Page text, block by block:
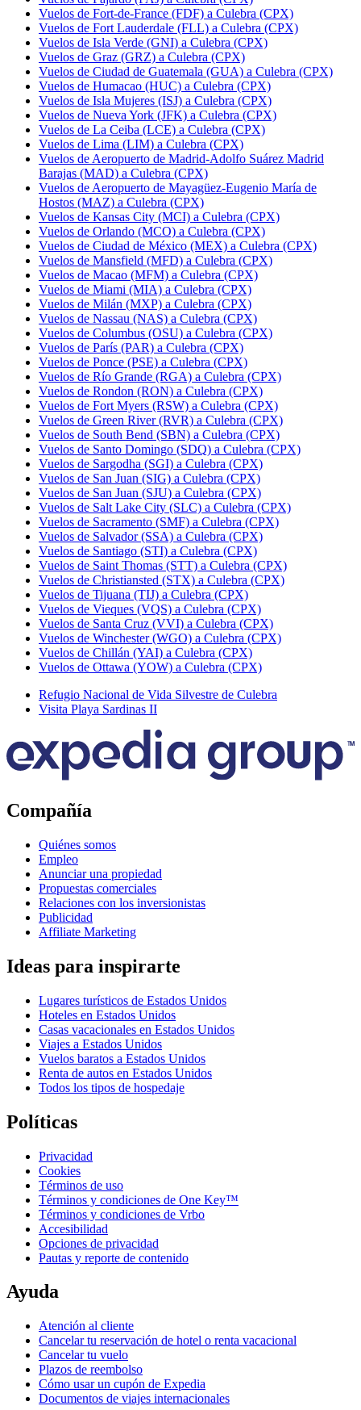
Vuelos de Fort-de-France (FDF) a Culebra (CPX)
Vuelos de Fort Lauderdale (FLL) a Culebra (CPX)
Vuelos de Isla Verde (GNI) a Culebra (CPX)
Vuelos de Graz (GRZ) a Culebra (CPX)
Vuelos de Ciudad de Guatemala (GUA) a Culebra (CPX)
Vuelos de Humacao (HUC) a Culebra (CPX)
Vuelos de Isla Mujeres (ISJ) a Culebra (CPX)
Vuelos de Nueva York (JFK) a Culebra (CPX)
Vuelos de La Ceiba (LCE) a Culebra (CPX)
Vuelos de Lima (LIM) a Culebra (CPX)
Vuelos de Aeropuerto de Madrid-Adolfo Suárez Madrid
Barajas (MAD) a Culebra (CPX)
Vuelos de Aeropuerto de Mayagüez-Eugenio María de
Hostos (MAZ) a Culebra (CPX)
Vuelos de Kansas City (MCI) a Culebra (CPX)
Vuelos de Orlando (MCO) a Culebra (CPX)
Vuelos de Ciudad de México (MEX) a Culebra (CPX)
Vuelos de Mansfield (MFD) a Culebra (CPX)
Vuelos de Macao (MFM) a Culebra (CPX)
Vuelos de Miami (MIA) a Culebra (CPX)
Vuelos de Milán (MXP) a Culebra (CPX)
Vuelos de Nassau (NAS) a Culebra (CPX)
Vuelos de Columbus (OSU) a Culebra (CPX)
Vuelos de París (PAR) a Culebra (CPX)
Vuelos de Ponce (PSE) a Culebra (CPX)
Vuelos de Río Grande (RGA) a Culebra (CPX)
Vuelos de Rondon (RON) a Culebra (CPX)
Vuelos de Fort Myers (RSW) a Culebra (CPX)
Vuelos de Green River (RVR) a Culebra (CPX)
Vuelos de South Bend (SBN) a Culebra (CPX)
Vuelos de Santo Domingo (SDQ) a Culebra (CPX)
Vuelos de Sargodha (SGI) a Culebra (CPX)
Vuelos de San Juan (SIG) a Culebra (CPX)
Vuelos de San Juan (SJU) a Culebra (CPX)
Vuelos de Salt Lake City (SLC) a Culebra (CPX)
Vuelos de Sacramento (SMF) a Culebra (CPX)
Vuelos de Salvador (SSA) a Culebra (CPX)
Vuelos de Santiago (STI) a Culebra (CPX)
Vuelos de Saint Thomas (STT) a Culebra (CPX)
Vuelos de Christiansted (STX) a Culebra (CPX)
Vuelos de Tijuana (TIJ) a Culebra (CPX)
Vuelos de Vieques (VQS) a Culebra (CPX)
Vuelos de Santa Cruz (VVI) a Culebra (CPX)
Vuelos de Winchester (WGO) a Culebra (CPX)
Vuelos de Chillán (YAI) a Culebra (CPX)
Vuelos de Ottawa (YOW) a Culebra (CPX)
Refugio Nacional de Vida Silvestre de Culebra
Visita Playa Sardinas II
Compañía
Quiénes somos
Empleo
Anunciar una propiedad
Propuestas comerciales
Relaciones con los inversionistas
Publicidad
Affiliate Marketing
Ideas para inspirarte
Lugares turísticos de Estados Unidos
Hoteles en Estados Unidos
Casas vacacionales en Estados Unidos
Viajes a Estados Unidos
Vuelos baratos a Estados Unidos
Renta de autos en Estados Unidos
Todos los tipos de hospedaje
Políticas
Privacidad
Cookies
Términos de uso
Términos y condiciones de One Key™
Términos y condiciones de Vrbo
Accesibilidad
Opciones de privacidad
Pautas y reporte de contenido
Ayuda
Atención al cliente
Cancelar tu reservación de hotel o renta vacacional
Cancelar tu vuelo
Plazos de reembolso
Cómo usar un cupón de Expedia
Documentos de viajes internacionales